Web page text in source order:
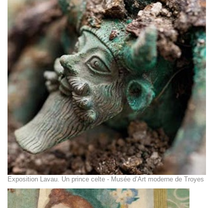
Exposition Lavau. Un prince celte - Musée d’Art moderne de Troyes